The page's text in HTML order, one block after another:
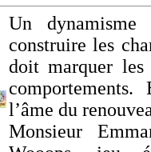
Un dynamisme
construire les
doit marquer les
l’âme du
Monsieur